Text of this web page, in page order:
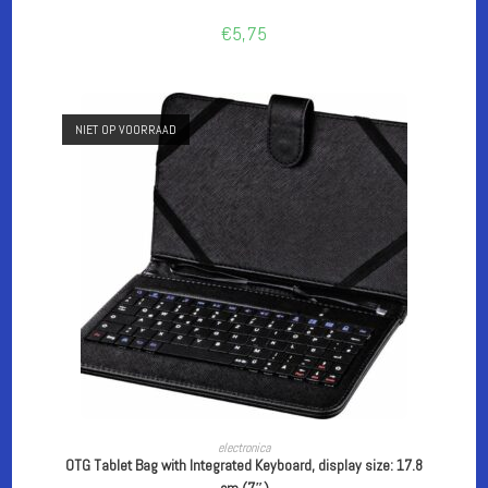
€5,75
NIET OP VOORRAAD
LEES VERDER
electronica
OTG Tablet Bag with Integrated Keyboard, display size: 17.8